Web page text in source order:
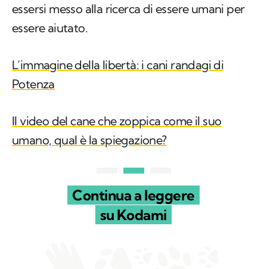
essersi messo alla ricerca di essere umani per
essere aiutato.
L’immagine della libertà: i cani randagi di
Potenza
Il video del cane che zoppica come il suo
umano, qual è la spiegazione?
Continua a leggere
su Kodami